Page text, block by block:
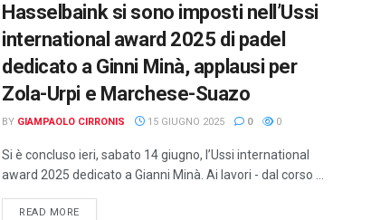
Hasselbaink si sono imposti nell’Ussi
international award 2025 di padel
dedicato a Ginni Minà, applausi per
Zola-Urpi e Marchese-Suazo
BY GIAMPAOLO CIRRONIS 15 GIUGNO 2025 0 0
Si è concluso ieri, sabato 14 giugno, l’Ussi international
award 2025 dedicato a Gianni Minà. Ai lavori - dal corso ...
READ MOREDETAILS